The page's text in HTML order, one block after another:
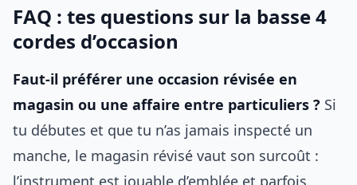
FAQ : tes questions sur la basse 4
cordes d’occasion
Faut-il préférer une occasion révisée en
magasin ou une affaire entre particuliers ? Si
tu débutes et que tu n’as jamais inspecté un
manche, le magasin révisé vaut son surcoût :
l’instrument est jouable d’emblée et parfois